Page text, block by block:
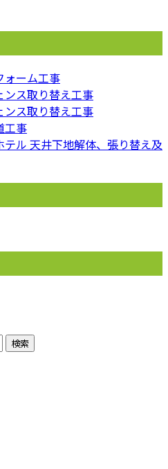
ォーム工事
ンス取り替え工事
ンス取り替え工事
工事
テル 天井下地解体、張り替え及